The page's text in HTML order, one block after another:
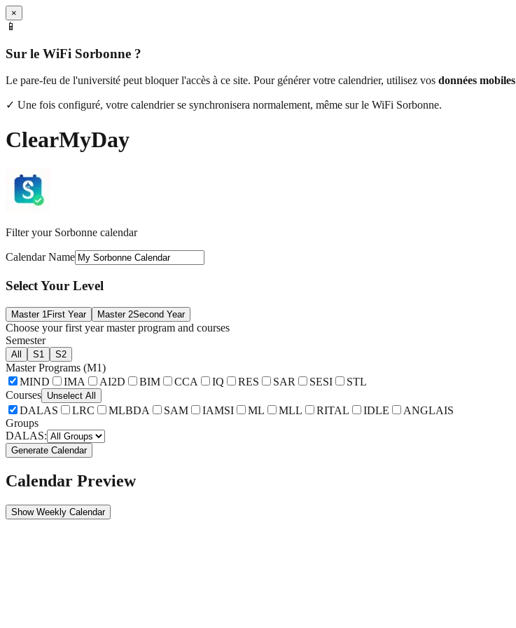
×
📱
Sur le WiFi Sorbonne ?
Le pare-feu de l'université peut bloquer l'accès à ce site. Pour générer votre calendrier, utilisez vos données mobiles
✓ Une fois configuré, votre calendrier se synchronisera normalement, même sur le WiFi Sorbonne.
ClearMyDay
Filter your Sorbonne calendar
Calendar Name
Select Your Level
Master 1 First Year Master 2Second Year
Choose your first year master program and courses
Semester
All S1 S2
Master Programs (M1)
MIND
IMA AI2D BIM CCA IQ RES SAR SESI
STL
Courses Unselect All
DALAS LRC MLBDA SAM IAMSI ML MLL RITAL IDLE
ANGLAIS
Groups
DALAS:
Generate Calendar
Calendar Preview
ShowWeekly Calendar